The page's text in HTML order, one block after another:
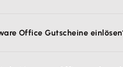
Office Lohn & Gehalt und
Office Gutscheine